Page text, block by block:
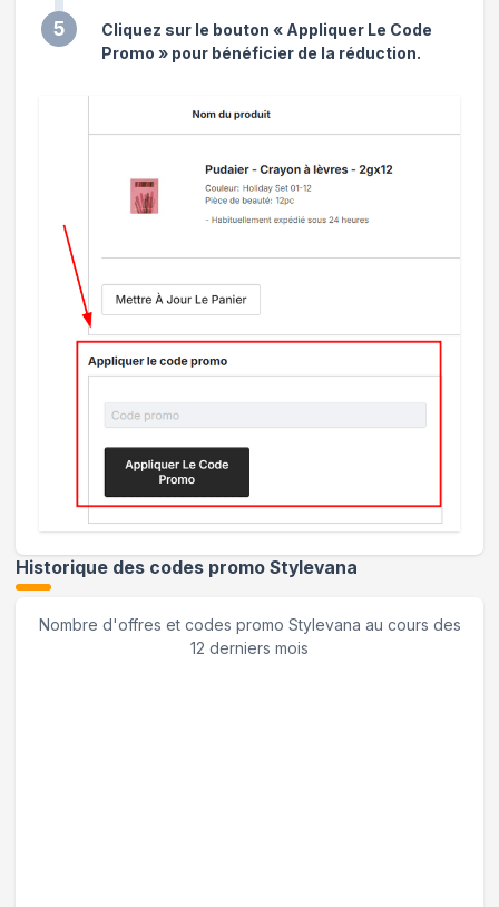
5
Cliquez sur le bouton « Appliquer Le Code
Promo » pour bénéficier de la réduction.
Historique des codes promo Stylevana
Nombre d'offres et codes promo Stylevana au cours des
12 derniers mois